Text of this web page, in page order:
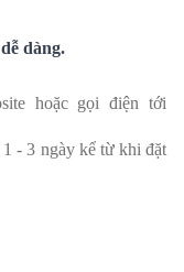
dàng.
hoặc gọi điện tới
1 - 3 ngày kể từ khi đặt